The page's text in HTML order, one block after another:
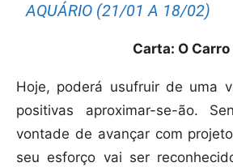
AQUÁRIO (21/01 A 18/02)
Carta: O Carro
Hoje, poderá usufruir de uma
positivas aproximar-se-ão.
vontade de avançar com
seu esforço vai ser